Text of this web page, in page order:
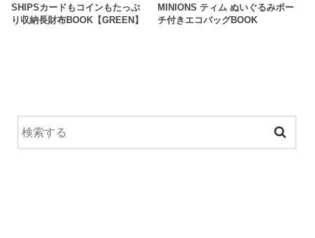
SHIPSカードもコインもたっぷ
り収納長財布BOOK【GREEN】
MINIONS ティム ぬいぐるみポー
チ付きエコバッグBOOK